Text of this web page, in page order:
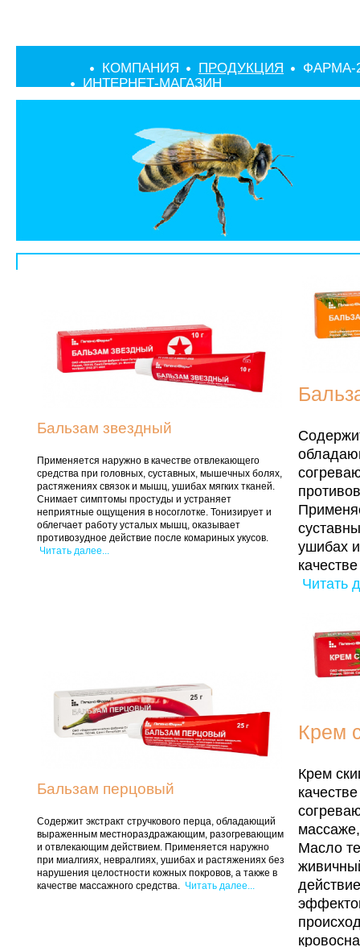
КОМПАНИЯ ПРОДУКЦИЯ
ФАРМА-
ИНТЕРНЕТ-МАГАЗИН
Бальзам звездный
Применяется наружно в качестве отвлекающего
средства при головных, суставных, мышечных болях,
растяжениях связок и мышц, ушибах мягких тканей.
Снимает симптомы простуды и устраняет
неприятные ощущения в носоглотке. Тонизирует и
облегчает работу усталых мышц, оказывает
противозудное действие после комариных укусов.
Читать далее...
ушибах
Читать
Бальзам перцовый
Содержит экстракт стручкового перца, обладающий
выраженным местнораздражающим, разогревающим
и отвлекающим действием. Применяется наружно
при миалгиях, невралгиях, ушибах и растяжениях без
нарушения целостности кожных покровов, а также в
качестве массажного средства. Читать далее...
Крем
Крем
Масло